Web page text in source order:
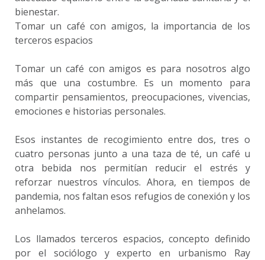
bienestar.
Tomar un café con amigos, la importancia de los
terceros espacios
Tomar un café con amigos es para nosotros algo
más que una costumbre. Es un momento para
compartir pensamientos, preocupaciones, vivencias,
emociones e historias personales.
Esos instantes de recogimiento entre dos, tres o
cuatro personas junto a una taza de té, un café u
otra bebida nos permitían reducir el estrés y
reforzar nuestros vínculos. Ahora, en tiempos de
pandemia, nos faltan esos refugios de conexión y los
anhelamos.
Los llamados terceros espacios, concepto definido
por el sociólogo y experto en urbanismo Ray